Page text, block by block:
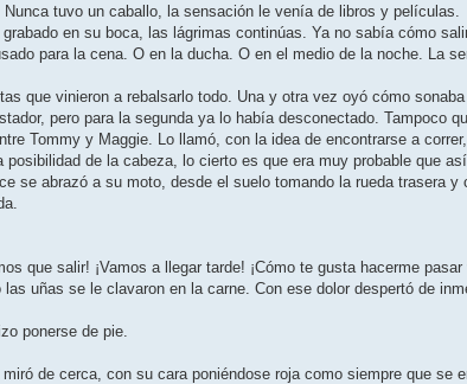
tuvo un caballo, la sensación le venía de libros y películas.
en su boca, las lágrimas continúas. Ya no sabía cómo
para la cena. O en la ducha. O en el medio de la noche. La
que vinieron a rebalsarlo todo. Una y otra vez oyó cómo
pero para la segunda ya lo había desconectado. Tampoco
Tommy y Maggie. Lo llamó, con la idea de encontrarse a
posibilidad de la cabeza, lo cierto es que era muy probable que
se abrazó a su moto, desde el suelo tomando la rueda trasera y
que salir! ¡Vamos a llegar tarde! ¡Cómo te gusta hacerme pasar
uñas se le clavaron en la carne. Con ese dolor despertó de
ponerse de pie.
de cerca, con su cara poniéndose roja como siempre que se